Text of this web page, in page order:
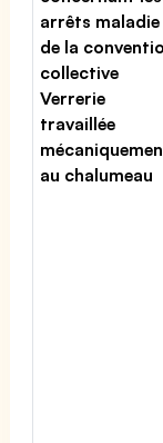
arrêts maladie
de la
collective
Verrerie
travaillée
au chalumeau